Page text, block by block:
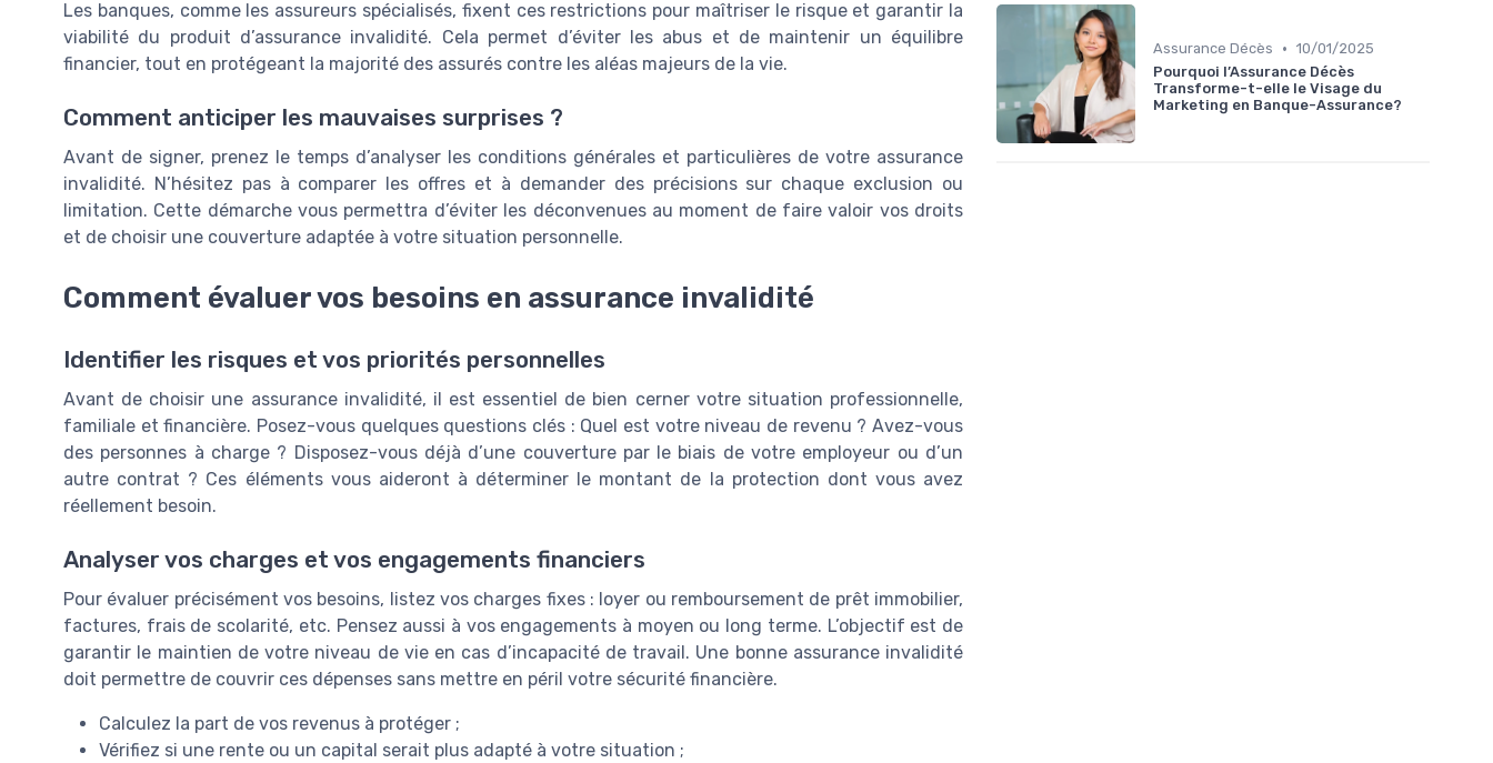
Les banques, comme les assureurs spécialisés, fixent ces restrictions pour maîtriser le risque et garantir la
viabilité du produit d’assurance invalidité. Cela permet d’éviter les abus et de maintenir un équilibre
financier, tout en protégeant la majorité des assurés contre les aléas majeurs de la vie.
Comment anticiper les mauvaises surprises ?
Avant de signer, prenez le temps d’analyser les conditions générales et particulières de votre assurance
invalidité. N’hésitez pas à comparer les offres et à demander des précisions sur chaque exclusion ou
limitation. Cette démarche vous permettra d’éviter les déconvenues au moment de faire valoir vos droits
et de choisir une couverture adaptée à votre situation personnelle.
Comment évaluer vos besoins en assurance invalidité
Identifier les risques et vos priorités personnelles
Avant de choisir une assurance invalidité, il est essentiel de bien cerner votre situation professionnelle,
familiale et financière. Posez-vous quelques questions clés : Quel est votre niveau de revenu ? Avez-vous
des personnes à charge ? Disposez-vous déjà d’une couverture par le biais de votre employeur ou d’un
autre contrat ? Ces éléments vous aideront à déterminer le montant de la protection dont vous avez
réellement besoin.
Analyser vos charges et vos engagements financiers
Pour évaluer précisément vos besoins, listez vos charges fixes : loyer ou remboursement de prêt immobilier,
factures, frais de scolarité, etc. Pensez aussi à vos engagements à moyen ou long terme. L’objectif est de
garantir le maintien de votre niveau de vie en cas d’incapacité de travail. Une bonne assurance invalidité
doit permettre de couvrir ces dépenses sans mettre en péril votre sécurité financière.
Calculez la part de vos revenus à protéger ;
Vérifiez si une rente ou un capital serait plus adapté à votre situation ;
Assurance Décès • 10/01/2025
Pourquoi l’Assurance Décès
Transforme-t-elle le Visage du
Marketing en Banque-Assurance?